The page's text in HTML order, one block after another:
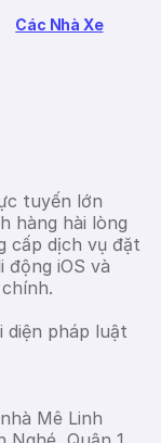
Các Nhà Xe
tuyến lớn
hàng hài lòng
cấp dịch vụ đặt
động iOS và
diện pháp luật
Mê Linh